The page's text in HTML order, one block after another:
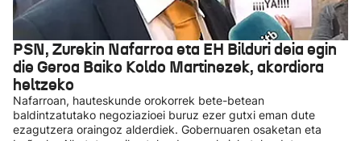
PSN, Zurekin Nafarroa eta EH Bilduri deia egin
die Geroa Baiko Koldo Martinezek, akordiora
heltzeko
Nafarroan, hauteskunde orokorrek bete-betean
baldintzatutako negoziazioei buruz ezer gutxi eman dute
ezagutzera oraingoz alderdiek. Gobernuaren osaketan eta